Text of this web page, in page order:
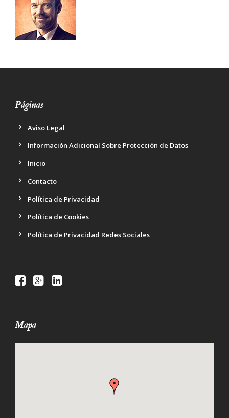
Páginas
Aviso Legal
Información Adicional Sobre Protección de Datos
Inicio
Contacto
Política de Privacidad
Política de Cookies
Política de Privacidad Redes Sociales
Mapa